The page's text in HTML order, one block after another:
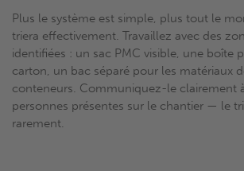
Plus le système est simple, plus tout le
triera effectivement. Travaillez avec des
identifiées : un sac PMC visible, une boîte
carton, un bac séparé pour les matériaux
conteneurs. Communiquez-le clairement
personnes présentes sur le chantier — le
rarement.